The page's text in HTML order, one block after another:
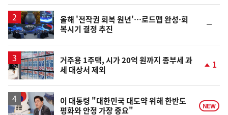
일
올해 '전작권 회복 원년'…로드맵 완성·회
복시기 결정 추진
일
거주용 1주택, 시가 20억 원까지 종부세 과
세 대상서 제외
상
승
1
이 대통령 "대한민국 대도약 위해 한반도
평화와 안정 가장 중요"
NEW